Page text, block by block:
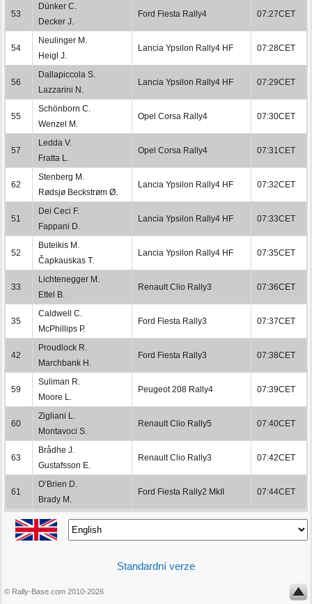
53
Dünker C.
Decker J.
Ford Fiesta Rally4 07:27CET
54
Neulinger M.
Heigl J.
Lancia Ypsilon Rally4 HF 07:28CET
56
Dallapiccola S.
Lazzarini N.
Lancia Ypsilon Rally4 HF 07:29CET
55
Schönborn C.
Wenzel M.
Opel Corsa Rally4 07:30CET
57
Ledda V.
Fratta L.
Opel Corsa Rally4 07:31CET
62
Stenberg M.
Rødsjø Beckstrøm Ø.
Lancia Ypsilon Rally4 HF 07:32CET
51
Dei Ceci F.
Fappani D.
Lancia Ypsilon Rally4 HF 07:33CET
52
Buteikis M.
Čapkauskas T.
Lancia Ypsilon Rally4 HF 07:35CET
33
Lichtenegger M.
Ettel B.
Renault Clio Rally3 07:36CET
35
Caldwell C.
McPhillips P.
Ford Fiesta Rally3 07:37CET
42
Proudlock R.
Marchbank H.
Ford Fiesta Rally3 07:38CET
59
Suliman R.
Moore L.
Peugeot 208 Rally4 07:39CET
60
Zigliani L.
Montavoci S.
Renault Clio Rally5 07:40CET
63
Brådhe J.
Gustafsson E.
Renault Clio Rally3 07:42CET
61
O’Brien D.
Brady M.
Ford Fiesta Rally2 MkII 07:44CET
Standardní verze
© Rally-Base.com 2010-2026